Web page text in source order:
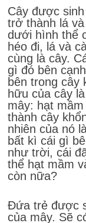
Cây được
trở thành lá
dưới hình thể
héo đi, lá và
cùng là cây.
gì đó bên
bên trong cây
hữu của cây
mây: hạt
thành cây
nhiên của nó
bất kì cái gì
như trời, cái
thể hạt mầm
còn nữa?
Đứa trẻ được
của mây. Sẽ